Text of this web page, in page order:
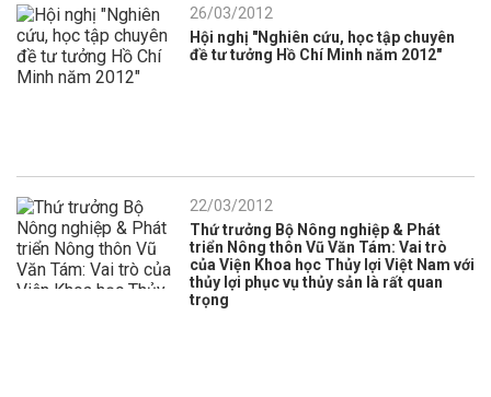
26/03/2012
Hội nghị "Nghiên cứu, học tập chuyên
đề tư tưởng Hồ Chí Minh năm 2012"
22/03/2012
Thứ trưởng Bộ Nông nghiệp & Phát
triển Nông thôn Vũ Văn Tám: Vai trò
của Viện Khoa học Thủy lợi Việt Nam với
thủy lợi phục vụ thủy sản là rất quan
trọng